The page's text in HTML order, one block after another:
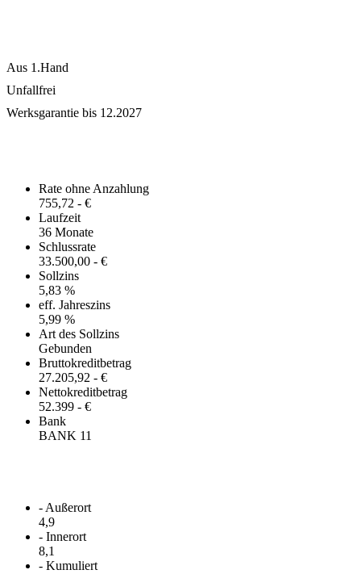
Aus 1.Hand
Unfallfrei
Werksgarantie bis 12.2027
Rate ohne Anzahlung
755,72 - €
Laufzeit
36 Monate
Schlussrate
33.500,00 - €
Sollzins
5,83 %
eff. Jahreszins
5,99 %
Art des Sollzins
Gebunden
Bruttokreditbetrag
27.205,92 - €
Nettokreditbetrag
52.399 - €
Bank
BANK 11
- Außerort
4,9
- Innerort
8,1
- Kumuliert